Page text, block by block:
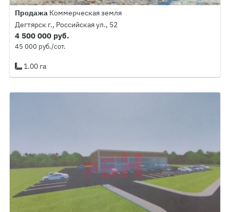
Продажа Коммерческая земля
Дегтярск г., Российская ул., 52
4 500 000 руб.
45 000 руб./сот.
1.00 га